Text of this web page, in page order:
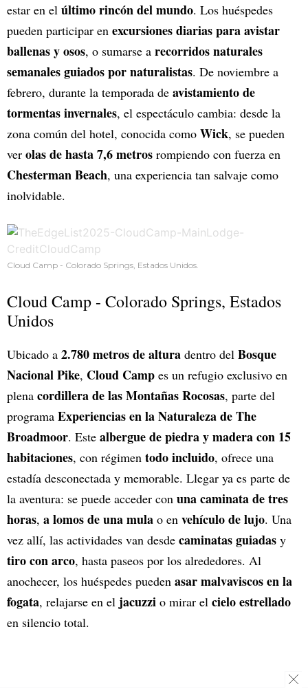
estar en el último rincón del mundo. Los huéspedes
pueden participar en excursiones diarias para avistar
ballenas y osos, o sumarse a recorridos naturales
semanales guiados por naturalistas. De noviembre a
febrero, durante la temporada de avistamiento de
tormentas invernales, el espectáculo cambia: desde la
zona común del hotel, conocida como Wick, se pueden
ver olas de hasta 7,6 metros rompiendo con fuerza en
Chesterman Beach, una experiencia tan salvaje como
inolvidable.
Cloud Camp - Colorado Springs, Estados Unidos.
Cloud Camp - Colorado Springs, Estados
Unidos
Ubicado a 2.780 metros de altura dentro del Bosque
Nacional Pike, Cloud Camp es un refugio exclusivo en
plena cordillera de las Montañas Rocosas, parte del
programa Experiencias en la Naturaleza de The
Broadmoor. Este albergue de piedra y madera con 15
habitaciones, con régimen todo incluido, ofrece una
estadía desconectada y memorable. Llegar ya es parte de
la aventura: se puede acceder con una caminata de tres
horas, a lomos de una mula o en vehículo de lujo. Una
vez allí, las actividades van desde caminatas guiadas y
tiro con arco, hasta paseos por los alrededores. Al
anochecer, los huéspedes pueden asar malvaviscos en la
fogata, relajarse en el jacuzzi o mirar el cielo estrellado
en silencio total.